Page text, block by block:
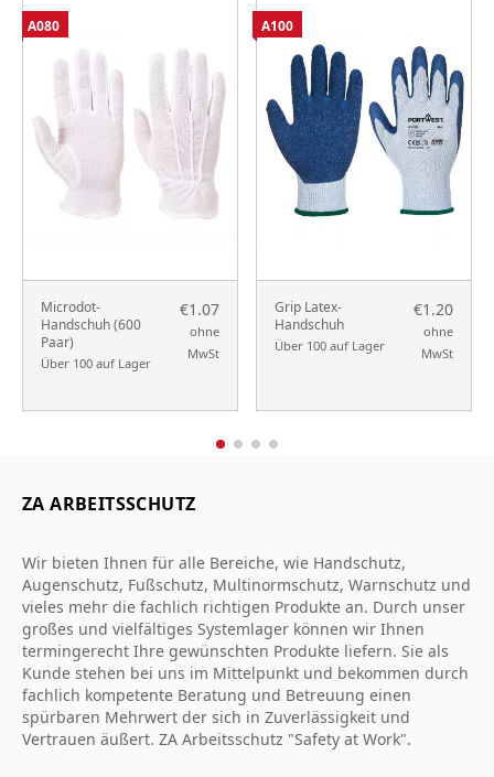
Microdot-
Handschuh (600
Paar)
Über 100 auf Lager
€1.07
ohne
MwSt
A080
Grip Latex-
Handschuh
Über 100 auf Lager
€1.20
ohne
MwSt
A100
ZA ARBEITSSCHUTZ
Wir bieten Ihnen für alle Bereiche, wie Handschutz,
Augenschutz, Fußschutz, Multinormschutz, Warnschutz und
vieles mehr die fachlich richtigen Produkte an. Durch unser
großes und vielfältiges Systemlager können wir Ihnen
termingerecht Ihre gewünschten Produkte liefern. Sie als
Kunde stehen bei uns im Mittelpunkt und bekommen durch
fachlich kompetente Beratung und Betreuung einen
spürbaren Mehrwert der sich in Zuverlässigkeit und
Vertrauen äußert. ZA Arbeitsschutz "Safety at Work".